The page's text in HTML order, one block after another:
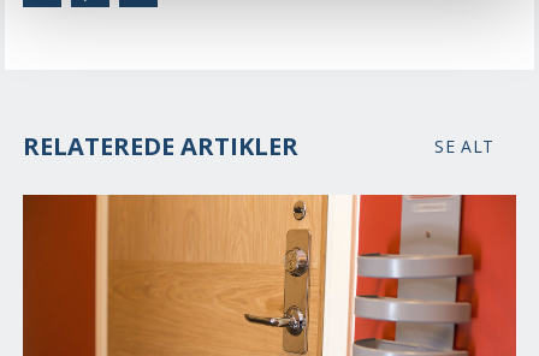
RELATEREDE ARTIKLER SE ALT